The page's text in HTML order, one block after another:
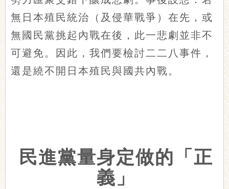
無日本殖民統治（及侵華戰爭）在先，或
無國民黨挑起內戰在後，此一悲劇並非不
可避免。因此，我們要檢討二二八事件，
還是繞不開日本殖民與國共內戰。
民進黨量身定做的「正
義」